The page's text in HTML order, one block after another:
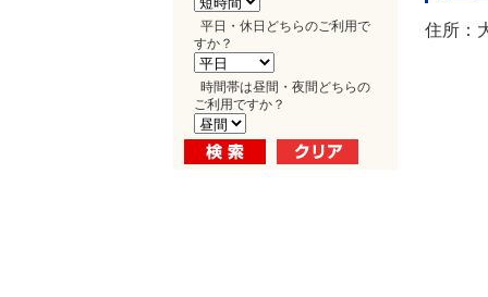
平日・休日どちらのご利用で
すか？
時間帯は昼間・夜間どちらの
ご利用ですか？
住所：